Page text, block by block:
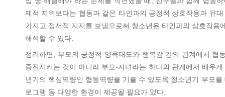
제적 지위보다는 협동과 같은 타인과의 긍정적 상호작용과 유
가지고 정서적 지지를 보냄으로써 청소년은 타인과의 상호작
해석할 수 있다.
정리하면, 부모의 긍정적 양육태도와 행복감 간의 관계에서
증진시키는 것이 아니라 부모-자녀라는 하나의 관계에서 배우
년기의 핵심역량인 협동역량을 기를 수 있도록 청소년기 부모
로그램 등 다양한 환경이 제공될 필요가 있다.